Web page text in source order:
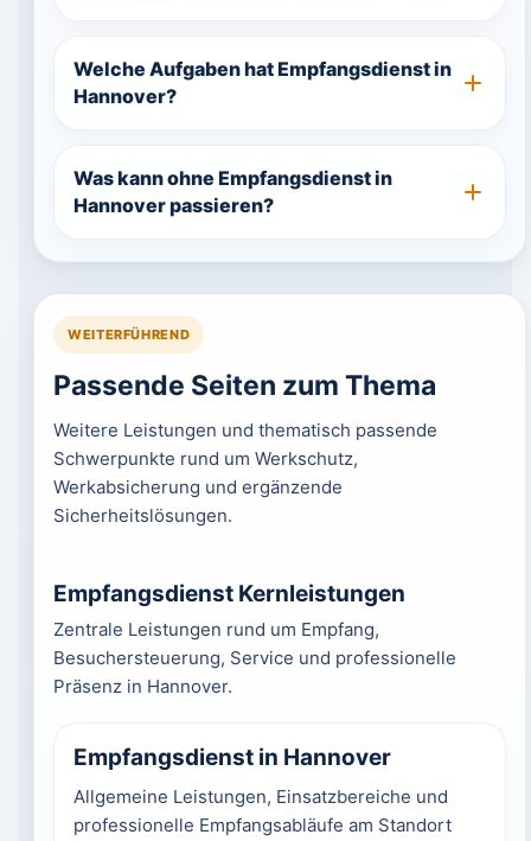
Welche Aufgaben hat Empfangsdienst in
Hannover?
Was kann ohne Empfangsdienst in
Hannover passieren?
WEITERFÜHREND
Passende Seiten zum Thema
Weitere Leistungen und thematisch passende
Schwerpunkte rund um Werkschutz,
Werkabsicherung und ergänzende
Sicherheitslösungen.
Empfangsdienst Kernleistungen
Zentrale Leistungen rund um Empfang,
Besuchersteuerung, Service und professionelle
Präsenz in Hannover.
Empfangsdienst in Hannover
Allgemeine Leistungen, Einsatzbereiche und
professionelle Empfangsabläufe am Standort